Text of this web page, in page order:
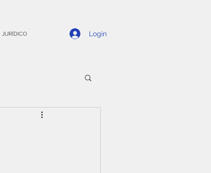
JURÍDICO Login